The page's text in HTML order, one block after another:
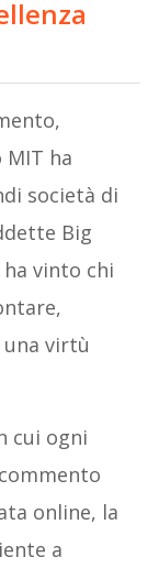
ha
società di
Big
vinto chi
virtù
cui ogni
online, la
a